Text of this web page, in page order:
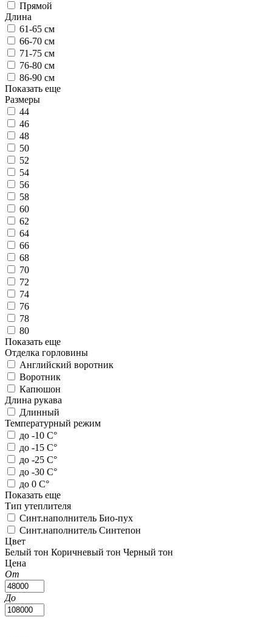
Прямой
Длина
61-65 см
66-70 см
71-75 см
76-80 см
86-90 см
Показать еще
Размеры
44
46
48
50
52
54
56
58
60
62
64
66
68
70
72
74
76
78
80
Показать еще
Отделка горловины
Английский воротник
Воротник
Капюшон
Длина рукава
Длинный
Температурный режим
до -10 С°
до -15 С°
до -25 С°
до -30 С°
до 0 С°
Показать еще
Тип утеплителя
Синт.наполнитель Био-пух
Синт.наполнитель Синтепон
Цвет
Белый тон Коричневый тон Черный тон
Цена
От
До